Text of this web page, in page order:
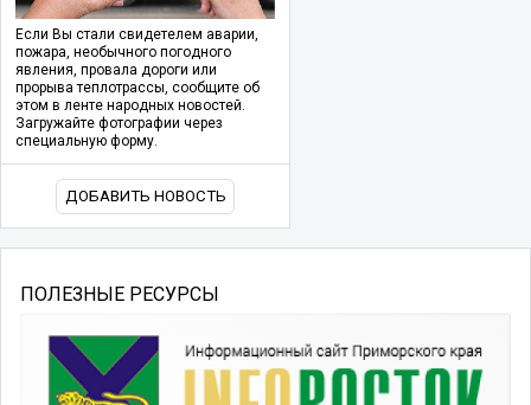
Если Вы стали свидетелем аварии,
пожара, необычного погодного
явления, провала дороги или
прорыва теплотрассы, сообщите об
этом в ленте народных новостей.
Загружайте фотографии через
специальную форму.
ДОБАВИТЬ НОВОСТЬ
ПОЛЕЗНЫЕ РЕСУРСЫ